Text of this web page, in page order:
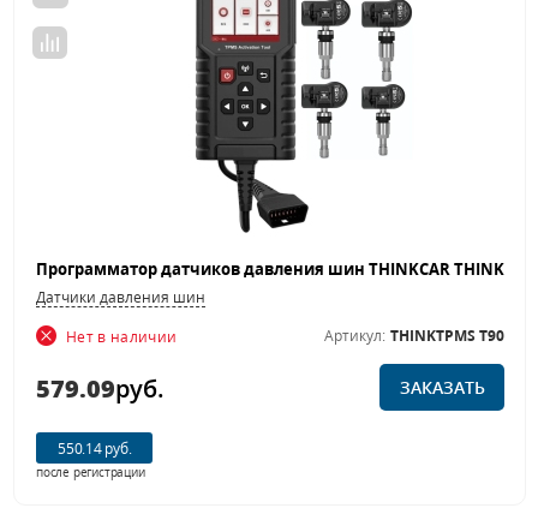
Датчики давления шин
Нет в наличии
Артикул: THINKTPMS T90
579.09руб. ЗАКАЗАТЬ
550.14 руб.
после регистрации